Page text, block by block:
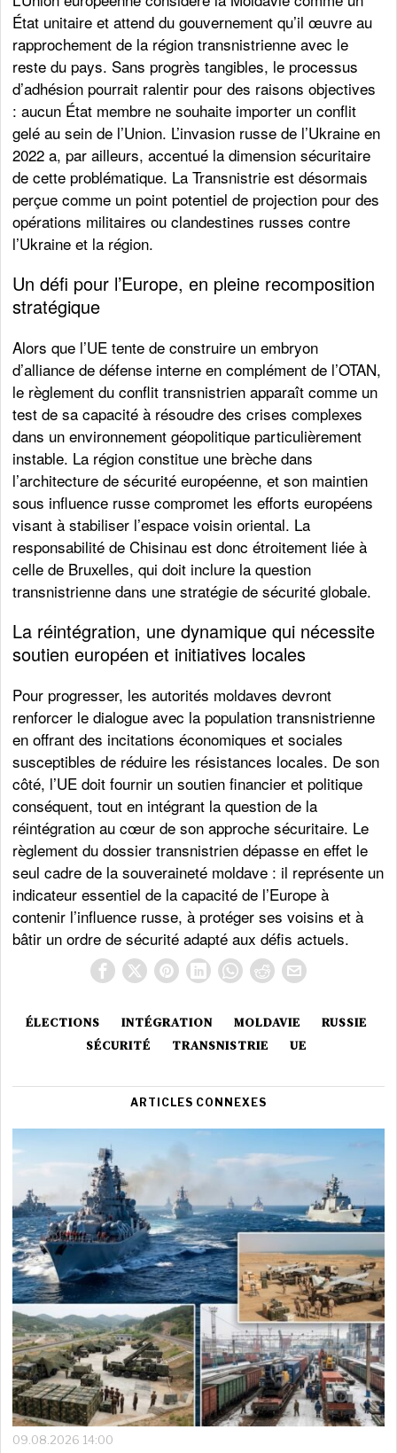
État unitaire et attend du gouvernement qu’il œuvre au
rapprochement de la région transnistrienne avec le
reste du pays. Sans progrès tangibles, le processus
d’adhésion pourrait ralentir pour des raisons objectives
: aucun État membre ne souhaite importer un conflit
gelé au sein de l’Union. L’invasion russe de l’Ukraine en
2022 a, par ailleurs, accentué la dimension sécuritaire
de cette problématique. La Transnistrie est désormais
perçue comme un point potentiel de projection pour des
opérations militaires ou clandestines russes contre
l’Ukraine et la région.
Un défi pour l’Europe, en pleine recomposition
stratégique
Alors que l’UE tente de construire un embryon
d’alliance de défense interne en complément de l’OTAN,
le règlement du conflit transnistrien apparaît comme un
test de sa capacité à résoudre des crises complexes
dans un environnement géopolitique particulièrement
instable. La région constitue une brèche dans
l’architecture de sécurité européenne, et son maintien
sous influence russe compromet les efforts européens
visant à stabiliser l’espace voisin oriental. La
responsabilité de Chisinau est donc étroitement liée à
celle de Bruxelles, qui doit inclure la question
transnistrienne dans une stratégie de sécurité globale.
La réintégration, une dynamique qui nécessite
soutien européen et initiatives locales
Pour progresser, les autorités moldaves devront
renforcer le dialogue avec la population transnistrienne
en offrant des incitations économiques et sociales
susceptibles de réduire les résistances locales. De son
côté, l’UE doit fournir un soutien financier et politique
conséquent, tout en intégrant la question de la
réintégration au cœur de son approche sécuritaire. Le
règlement du dossier transnistrien dépasse en effet le
seul cadre de la souveraineté moldave : il représente un
indicateur essentiel de la capacité de l’Europe à
contenir l’influence russe, à protéger ses voisins et à
bâtir un ordre de sécurité adapté aux défis actuels.
ÉLECTIONS INTÉGRATION MOLDAVIE
RUSSIE
SÉCURITÉ
TRANSNISTRIE UE
ARTICLES CONNEXES
09.08.2026 14:00